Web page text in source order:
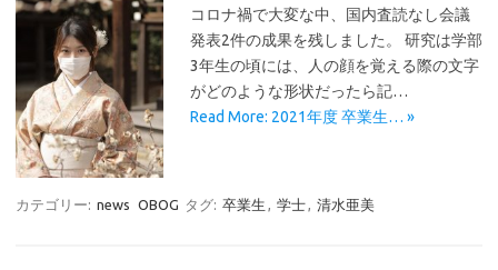
コロナ禍で大変な中、国内査読なし会議
発表2件の成果を残しました。 研究は学部
3年生の頃には、人の顔を覚える際の文字
がどのような形状だったら記…
Read More: 2021年度 卒業生… »
カテゴリー: news OBOG タグ: 卒業生 , 学士, 清水亜美